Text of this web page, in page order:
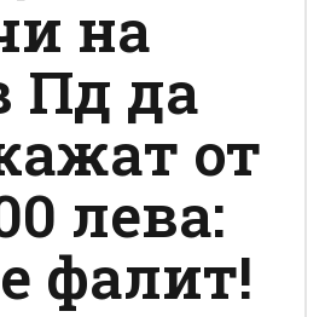
на
Пд да
от
лева:
фалит!